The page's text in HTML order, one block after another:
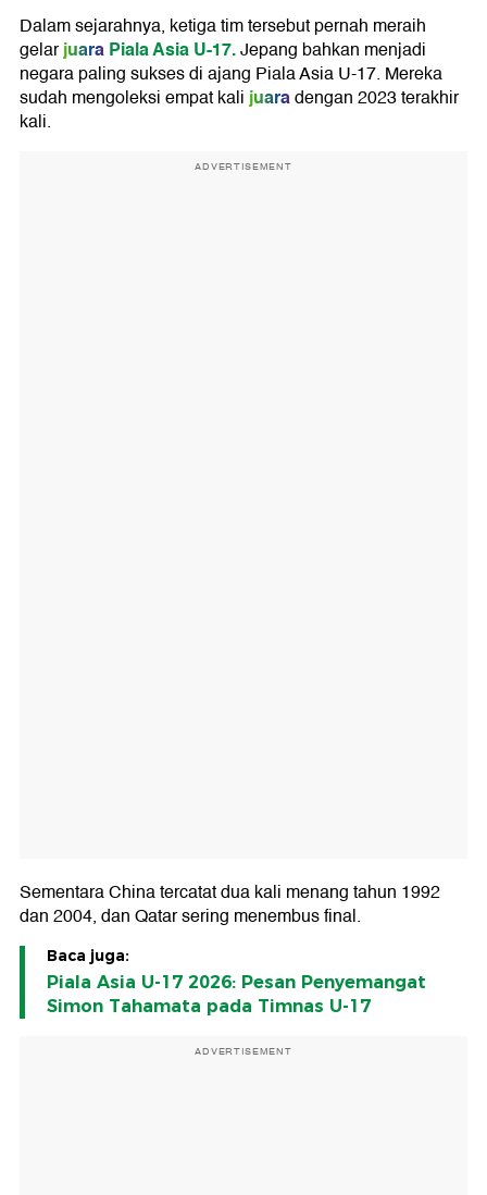
Dalam sejarahnya, ketiga tim tersebut pernah meraih
gelarjuaraPiala Asia U-17.Jepang bahkan menjadi
negara paling sukses di ajang Piala Asia U-17. Mereka
sudah mengoleksi empat kalijuaradengan 2023 terakhir
kali.
ADVERTISEMENT
Sementara China tercatat dua kali menang tahun 1992
dan 2004, dan Qatar sering menembus final.
Baca juga:
Piala Asia U-17 2026: Pesan Penyemangat
Simon Tahamata pada Timnas U-17
ADVERTISEMENT